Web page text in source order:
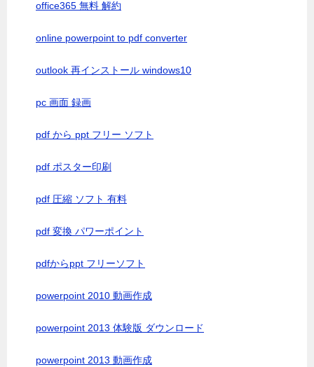
office365 無料 解約
online powerpoint to pdf converter
outlook 再インストール windows10
pc 画面 録画
pdf から ppt フリー ソフト
pdf ポスター印刷
pdf 圧縮 ソフト 有料
pdf 変換 パワーポイント
pdfからppt フリーソフト
powerpoint 2010 動画作成
powerpoint 2013 体験版 ダウンロード
powerpoint 2013 動画作成